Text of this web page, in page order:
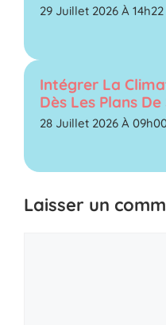
29 Juillet 2026 À 14h22
Intégrer La
Dès Les Plans
28 Juillet 2026 À
Laisser un